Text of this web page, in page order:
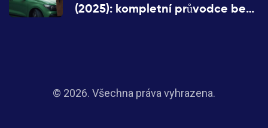
(2025): kompletní průvodce bez
© 2026. Všechna práva vyhrazena.